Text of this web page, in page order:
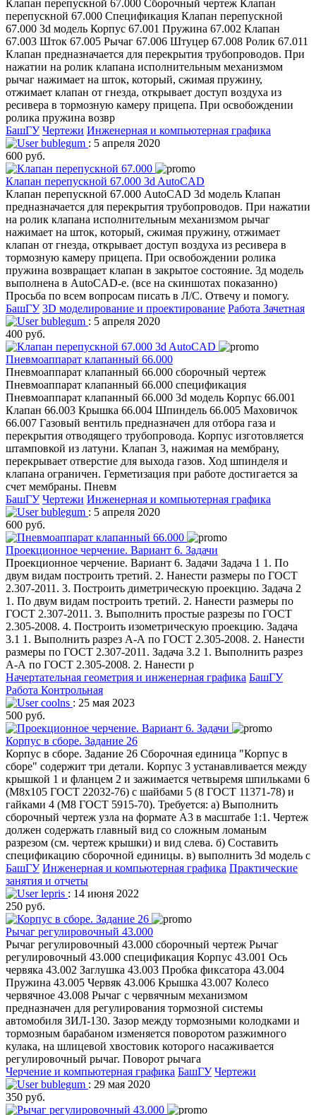
Клапан перепускной 67.000 Сборочный чертеж Клапан
перепускной 67.000 Спецификация Клапан перепускной
67.000 3d модель Корпус 67.001 Пружина 67.002 Клапан
67.003 Шток 67.005 Рычаг 67.006 Штуцер 67.008 Ролик 67.011
Клапан предназначается для перекрытия трубопроводов. При
нажатии на ролик клапана исполнительным механизмом
рычаг нажимает на шток, который, сжимая пружину,
отжимает клапан от гнезда, открывает доступ воздуха из
ресивера в тормозную камеру прицепа. При освобождении
ролика пружина возвр
БашГУ Чертежи Инженерная и компьютерная графика
bublegum : 5 апреля 2020
600 руб.
Клапан перепускной 67.000 3d AutoCAD
Клапан перепускной 67.000 AutoCAD 3d модель Клапан
предназначается для перекрытия трубопроводов. При нажатии
на ролик клапана исполнительным механизмом рычаг
нажимает на шток, который, сжимая пружину, отжимает
клапан от гнезда, открывает доступ воздуха из ресивера в
тормозную камеру прицепа. При освобождении ролика
пружина возвращает клапан в закрытое состояние. 3д модель
выполнена в AutoCAD-е. (все на скиншотах показанно)
Просьба по всем вопросам писать в Л/С. Отвечу и помогу.
БашГУ 3D моделирование и проектирование Работа Зачетная
bublegum : 5 апреля 2020
400 руб.
Пневмоаппарат клапанный 66.000
Пневмоаппарат клапанный 66.000 сборочный чертеж
Пневмоаппарат клапанный 66.000 спецификация
Пневмоаппарат клапанный 66.000 3d модель Корпус 66.001
Клапан 66.003 Крышка 66.004 Шпиндель 66.005 Маховичок
66.007 Газовый вентиль предназначен для отбора газа и
перекрытия отводящего трубопровода. Корпус изготовляется
штамповкой из латуни. Клапан 3, нажимая на мембрану,
перекрывает отверстие для выхода газов. Ход шпинделя и
клапана ограничен. Герметизация при работе достигается за
счет мембраны. Пневм
БашГУ Чертежи Инженерная и компьютерная графика
bublegum : 5 апреля 2020
600 руб.
Проекционное черчение. Вариант 6. Задачи
Проекционное черчение. Вариант 6. Задачи Задача 1 1. По
двум видам построить третий. 2. Нанести размеры по ГОСТ
2.307-2011. 3. Построить диметрическую проекцию. Задача 2
1. По двум видам построить третий. 2. Нанести размеры по
ГОСТ 2.307-2011. 3. Выполнить простые разрезы по ГОСТ
2.305-2008. 4. Построить изометрическую проекцию. Задача
3.1 1. Выполнить разрез А-А по ГОСТ 2.305-2008. 2. Нанести
размеры по ГОСТ 2.307-2011. Задача 3.2 1. Выполнить разрез
А-А по ГОСТ 2.305-2008. 2. Нанести р
Начертательная геометрия и инженерная графика БашГУ
Работа Контрольная
coolns : 25 мая 2023
500 руб.
Корпус в сборе. Задание 26
Корпус в сборе. Задание 26 Сборочная единица "Корпус в
сборе" содержит три детали. Корпус 3 устанавливается между
крышкой 1 и фланцем 2 и зажимается четвыремя шпильками 6
(М8х105 ГОСТ 22032-76) с шайбами 5 (8 ГОСТ 11371-78) и
гайками 4 (М8 ГОСТ 5915-70). Требуется: а) Выполнить
сборочный чертеж узла на формате А3 в масштабе 1:1. Чертеж
должен содержать главный вид со сложным ломаным
разрезом (см. чертеж крышки) и вид слева. б) Составить
спецификацию сборочной единицы. в) выполнить 3d модель с
БашГУ Инженерная и компьютерная графика Практические
занятия и отчеты
lepris : 14 июня 2022
250 руб.
Рычаг регулировочный 43.000
Рычаг регулировочный 43.000 сборочный чертеж Рычаг
регулировочный 43.000 спецификация Корпус 43.001 Ось
червяка 43.002 Заглушка 43.003 Пробка фиксатора 43.004
Пружина 43.005 Червяк 43.006 Крышка 43.007 Колесо
червячное 43.008 Рычаг с червячным механизмом
предназначен для регулирования тормозной системы
автомобиля ЗИЛ-130. Зазор между тормозными колодками и
тормозным барабаном изменяется поворотом разжимного
кулака, на шлицевой хвостовик которого насаживается
регулировочный рычаг. Поворот рычага
Черчение и компьютерная графика БашГУ Чертежи
bublegum : 29 мая 2020
350 руб.